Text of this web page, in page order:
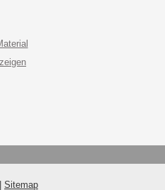
| Sitemap